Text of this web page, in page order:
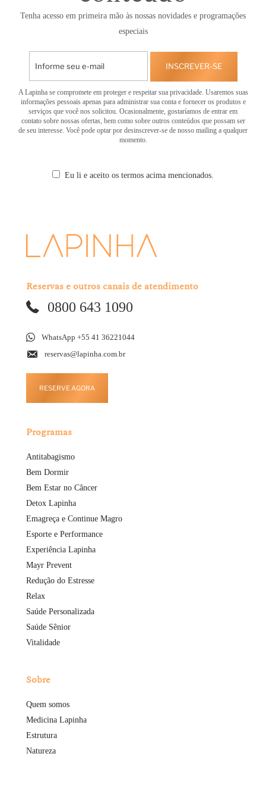
Tenha acesso em primeira mão às nossas novidades e programações
especiais
INSCREVER-SE
A Lapinha se compromete em proteger e respeitar sua privacidade. Usaremos suas
informações pessoais apenas para administrar sua conta e fornecer os produtos e
serviços que você nos solicitou. Ocasionalmente, gostaríamos de entrar em
contato sobre nossas ofertas, bem como sobre outros conteúdos que possam ser
de seu interesse. Você pode optar por desinscrever-se de nosso mailing a qualquer
momento.
Eu li e aceito os termos acima mencionados.
Reservas e outros canais de atendimento
0800 643 1090
WhatsApp +55 41 36221044
reservas@lapinha.com.br
RESERVE AGORA
Programas
Antitabagismo
Bem Dormir
Bem Estar no Câncer
Detox Lapinha
Emagreça e Continue Magro
Esporte e Performance
Experiência Lapinha
Mayr Prevent
Redução do Estresse
Relax
Saúde Personalizada
Saúde Sênior
Vitalidade
Sobre
Quem somos
Medicina Lapinha
Estrutura
Natureza